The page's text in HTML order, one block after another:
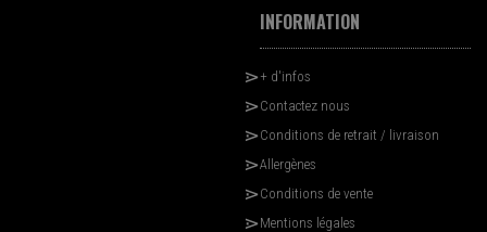
INFORMATION
+ d'infos
Contactez nous
Conditions de retrait / livraison
Allergènes
Conditions de vente
Mentions légales